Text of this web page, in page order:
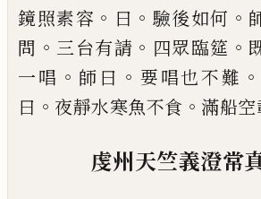
鏡照素容 。 曰 。 驗後如何 。
問 。 三台有請 。 四眾臨筵 。
一唱 。 師曰 。 要唱也不難 。
曰 。 夜靜水寒魚不食 。 滿船
虔州天竺義澄常